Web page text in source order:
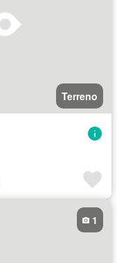
Terreno
1